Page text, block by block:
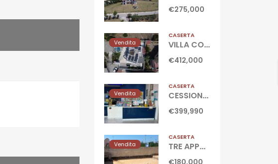
€275,000
Vendita
CASERTA
VILLA CON PISCINA Castel Volturno-Parco Europa
€412,000
Vendita
CASERTA
CESSIONE ATTIVITA’ TABACCHERIA Marina Di Ischitella-Domitiana
€399,990
Vendita
CASERTA
TRE APPARTAMENTI CON TERRAZZO Castel Volturno-Domitiana
€180,000